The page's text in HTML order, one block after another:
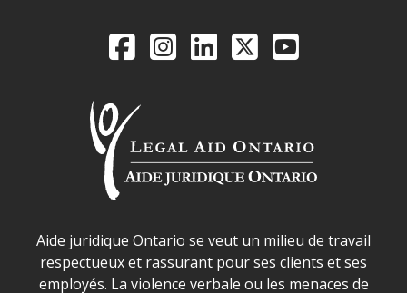
Legal Aid Ontario
FacebookInstagram
LinkedIn
X YouTube
Déclaration sur la sécurité dans les locaux d'AJO.
Aide juridique Ontario se veut un milieu de travail
respectueux et rassurant pour ses clients et ses
employés. La violence verbale ou les menaces de